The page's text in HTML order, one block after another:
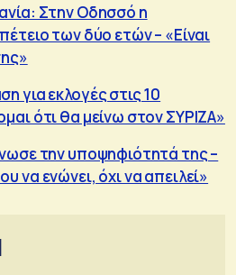
Στην Οδησσό η
των δύο ετών – «Είναι
για εκλογές στις 10
ότι θα μείνω στον ΣΥΡΙΖΑ»
την υποψηφιότητά της –
να ενώνει, όχι να απειλεί»